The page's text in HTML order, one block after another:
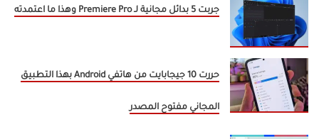
جربت 5 بدائل مجانية لـ Premiere Pro وهذا ما اعتمدته
حررت 10 جيجابايت من هاتفي Android بهذا التطبيق
المجاني مفتوح المصدر